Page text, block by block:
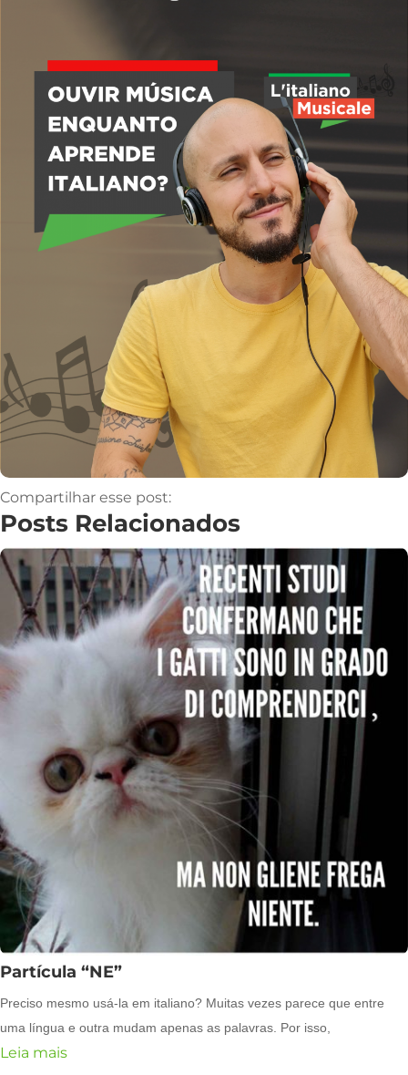
Compartilhar esse post:
Posts Relacionados
Partícula “NE”
Preciso mesmo usá-la em italiano? Muitas vezes parece que entre
uma língua e outra mudam apenas as palavras. Por isso,
Leia mais